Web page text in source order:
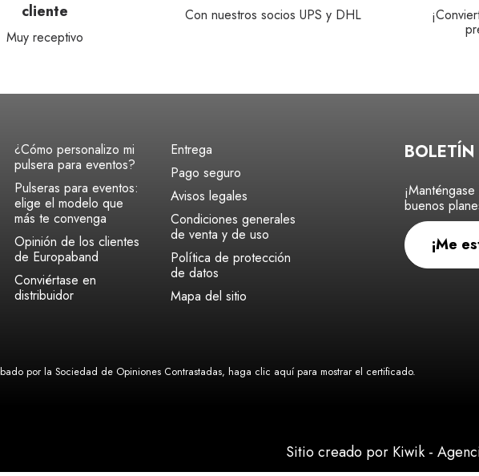
cliente
Muy receptivo
Con nuestros socios UPS y DHL
¿Cómo personalizo mi
pulsera para eventos?
Pulseras para eventos:
elige el modelo que
más te convenga
Opinión de los clientes
de Europaband
Conviértase en
distribuidor
Entrega
Pago seguro
Avisos legales
Condiciones generales
de venta y de uso
Política de protección
de datos
Mapa del sitio
BOLETÍN
buenos
¡Me
por la Sociedad de Opiniones Contrastadas, haga clic aquí para mostrar el certificado.
Sitio creado por Kiwik -